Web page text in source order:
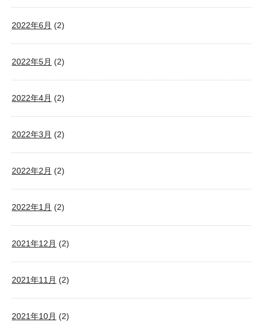
2022年6月 (2)
2022年5月 (2)
2022年4月 (2)
2022年3月 (2)
2022年2月 (2)
2022年1月 (2)
2021年12月 (2)
2021年11月 (2)
2021年10月 (2)